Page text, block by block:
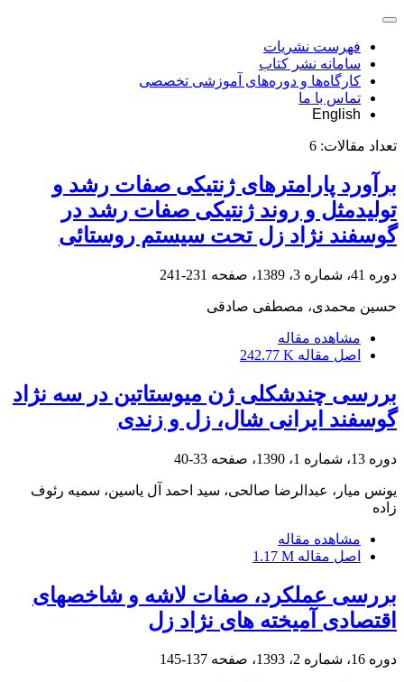
فهرست نشریات
سامانه نشر کتاب
کارگاه‌ها و دوره‌های آموزشی تخصصی
تماس با ما
English
تعداد مقالات: 6
برآورد پارامترهای ژنتیکی صفات رشد و
تولیدمثل و روند ژنتیکی صفات رشد در
گوسفند نژاد زل تحت سیستم روستائی
دوره 41، شماره 3، 1389، صفحه 231-241
حسین محمدی، مصطفی صادقی
مشاهده مقاله
اصل مقاله 242.77 K
بررسی چندشکلی ژن میوستاتین در سه نژاد
گوسفند ایرانی شال، زل و زندی
دوره 13، شماره 1، 1390، صفحه 33-40
یونس میار، عبدالرضا صالحی، سید احمد آل یاسین، سمیه رئوف
زاده
مشاهده مقاله
اصل مقاله 1.17 M
بررسی عملکرد، صفات لاشه و شاخص‏های
اقتصادی آمیخته‏ های نژاد زل
دوره 16، شماره 2، 1393، صفحه 137-145